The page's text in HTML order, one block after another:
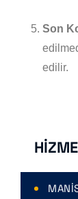
Son
edilir.